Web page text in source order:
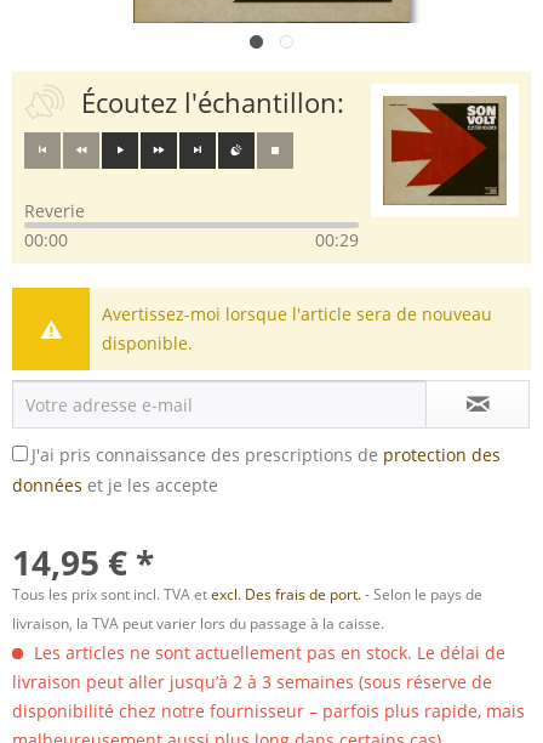
Écoutez l'échantillon:
Reverie
00:00
00:29
Avertissez-moi lorsque l'article sera de nouveau
disponible.
J'ai pris connaissance des prescriptions de protection des
données et je les accepte
14,95 € *
Tous les prix sont incl. TVA etexcl. Des frais de port.- Selon le pays de
livraison, la TVA peut varier lors du passage à la caisse.
Les articles ne sont actuellement pas en stock. Le délai de
livraison peut aller jusqu’à 2 à 3 semaines (sous réserve de
disponibilité chez notre fournisseur – parfois plus rapide, mais